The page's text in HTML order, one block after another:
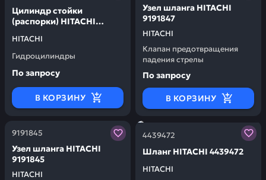
HITACHI
Цилиндр стойки
(распорки) HITACHI
Гидроцилиндры
По запросу
В КОРЗИНУ
HITACHI
Узел шланга HITACHI
9191847
Клапан предотвращения
падения стрелы
По запросу
В КОРЗИНУ
9191845
HITACHI
Узел шланга HITACHI
9191845
Заказывая запчасти у нас, вы получаете гарантию
4439472
HITACHI
Шланг HITACHI 4439472
Заказывая запчасти у